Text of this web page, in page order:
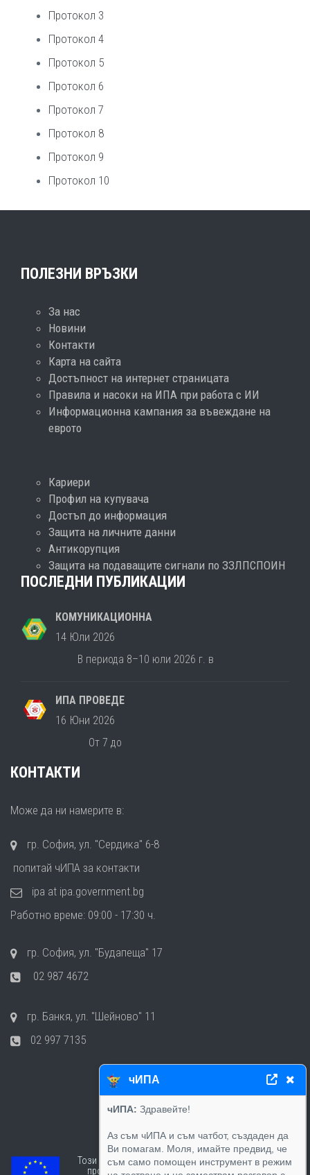
Протокол 3
Протокол 4
Протокол 5
Протокол 6
Протокол 7
Протокол 8
Протокол 9
Протокол 10
чИПА
чИПА: Здравейте!
Аз съм чИПА и съм чатбот, създаден да
Ви помагам. Моля, имайте предвид, че
съм само помощен инструмент в режим
ПОЛЕЗНИ ВРЪЗКИ
За нас
Новини
Контакти
Карта на сайта
Достъпност на интернет страницата
Правила и насоки на ИПА при работа с ИИ
Информационна кампания за въвеждане на
еврото
Кариери
Профил на купувача
Достъп до информация
Защита на личните данни
Антикорупция
Защита на подаващите сигнали по ЗЗЛПСПОИН
ПОСЛЕДНИ ПУБЛИКАЦИИ
КОМУНИКАЦИОННА
14 Юли 2026
В периода 8–10 юли 2026 г. в
ИПА ПРОВЕДЕ
16 Юни 2026
От 7 до
КОНТАКТИ
Може да ни намерите в:
гр. София, ул. "Сердика" 6-8
попитай чИПА за контакти
ipa at ipa.government.bg
Работно време: 09:00 - 17:30 ч.
гр. София, ул. "Будапеща" 17
02 987 4672
гр. Банкя, ул. "Шейново" 11
02 997 7135
Този сайт е създаден в рамките на
проект „Работим за хората“ -